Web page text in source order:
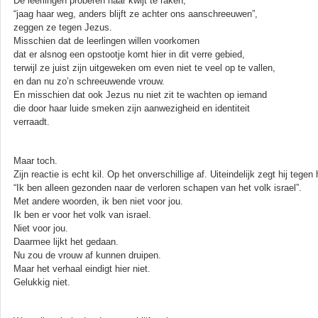
“jaag haar weg, anders blijft ze achter ons aanschreeuwen”,
zeggen ze tegen Jezus.
Misschien dat de leerlingen willen voorkomen
dat er alsnog een opstootje komt hier in dit verre gebied,
terwijl ze juist zijn uitgeweken om even niet te veel op te vallen,
en dan nu zo’n schreeuwende vrouw.
En misschien dat ook Jezus nu niet zit te wachten op iemand
die door haar luide smeken zijn aanwezigheid en identiteit
verraadt.
Maar toch.
Zijn reactie is echt kil. Op het onverschillige af. Uiteindelijk zegt hij tegen
“Ik ben alleen gezonden naar de verloren schapen van het volk israel”.
Met andere woorden, ik ben niet voor jou.
Ik ben er voor het volk van israel.
Niet voor jou.
Daarmee lijkt het gedaan.
Nu zou de vrouw af kunnen druipen.
Maar het verhaal eindigt hier niet.
Gelukkig niet.